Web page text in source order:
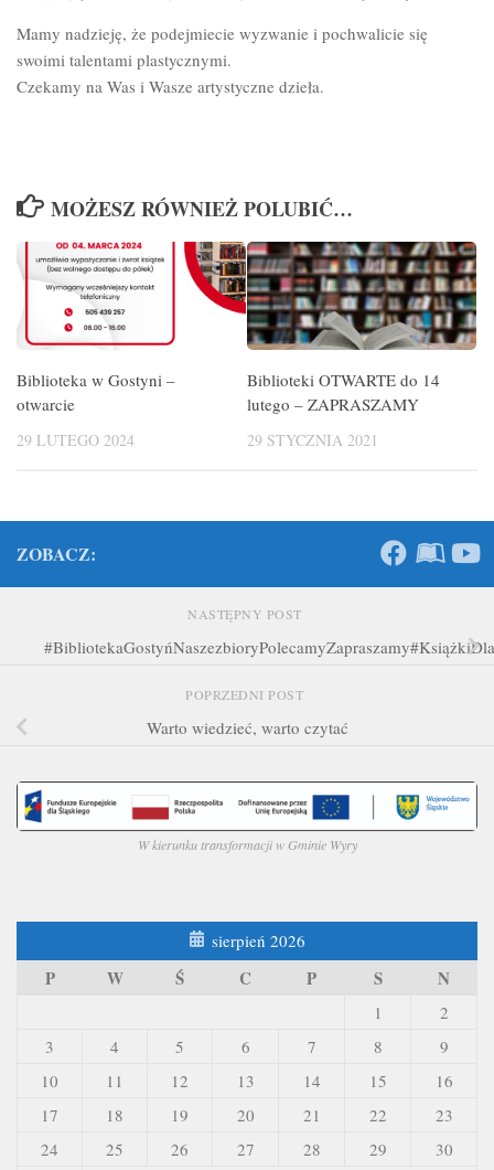
Mamy nadzieję, że podejmiecie wyzwanie i pochwalicie się
swoimi talentami plastycznymi.
Czekamy na Was i Wasze artystyczne dzieła.
MOŻESZ RÓWNIEŻ POLUBIĆ…
Biblioteka w Gostyni –
otwarcie
29 LUTEGO 2024
Biblioteki OTWARTE do 14
lutego – ZAPRASZAMY
29 STYCZNIA 2021
ZOBACZ:
NASTĘPNY POST
POPRZEDNI POST
Warto wiedzieć, warto czytać
W kierunku transformacji w Gminie Wyry
sierpień 2026
P W Ś C P S N
1
2
3
4 5 6 7 8
9
10
11 12 13 14 15
16
17
18 19 20 21 22
23
24
25 26 27 28 29
30